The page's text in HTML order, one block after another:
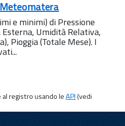
e minimi) di Pressione
Umidità Relativa,
Pioggia (Totale Mese). I
registro usando leAPI(vedi